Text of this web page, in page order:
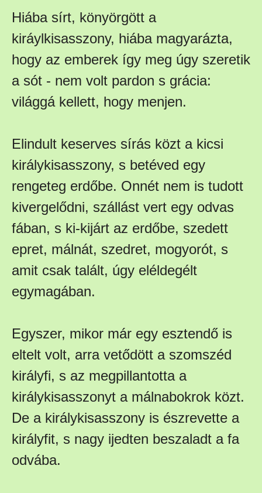
Hiába sírt, könyörgött a
kiráylkisasszony, hiába magyarázta,
hogy az emberek így meg úgy szeretik
a sót - nem volt pardon s grácia:
világgá kellett, hogy menjen.
Elindult keserves sírás közt a kicsi
királykisasszony, s betéved egy
rengeteg erdőbe. Onnét nem is tudott
kivergelődni, szállást vert egy odvas
fában, s ki-kijárt az erdőbe, szedett
epret, málnát, szedret, mogyorót, s
amit csak talált, úgy eléldegélt
egymagában.
Egyszer, mikor már egy esztendő is
eltelt volt, arra vetődött a szomszéd
királyfi, s az megpillantotta a
királykisasszonyt a málnabokrok közt.
De a királykisasszony is észrevette a
királyfit, s nagy ijedten beszaladt a fa
odvába.